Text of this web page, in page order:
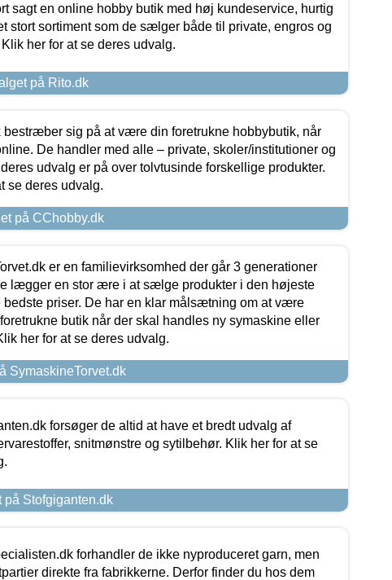
sagt en online hobby butik med høj kundeservice, hurtig
stort sortiment som de sælger både til private, engros og
her for at se deres udvalg.
på Rito.dk
bestræber sig på at være din foretrukne hobbybutik, når
De handler med alle – private, skoler/institutioner og
udvalg er på over tolvtusinde forskellige produkter.
se deres udvalg.
på CChobby.dk
er en familievirksomhed der går 3 generationer
lægger en stor ære i at sælge produkter i den højeste
bedste priser. De har en klar målsætning om at være
butik når der skal handles ny symaskine eller
her for at se deres udvalg.
SymaskineTorvet.dk
forsøger de altid at have et bredt udvalg af
snitmønstre og sytilbehør. Klik her for at se
på Stofgiganten.dk
forhandler de ikke nyproduceret garn, men
direkte fra fabrikkerne. Derfor finder du hos dem